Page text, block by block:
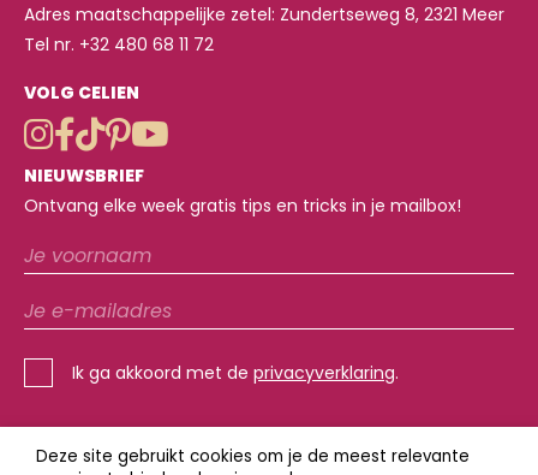
Adres maatschappelijke zetel: Zundertseweg 8, 2321 Meer
Tel nr. +32 480 68 11 72
VOLG CELIEN
NIEUWSBRIEF
Ontvang elke week gratis tips en tricks in je mailbox!
Ik ga akkoord met de privacyverklaring.
Deze site gebruikt cookies om je de meest relevante